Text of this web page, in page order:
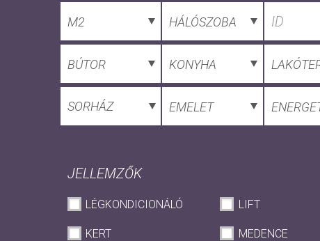
M2 HÁLÓSZOBA
BÚTOR KONYHA
SORHÁZ EMELET
JELLEMZŐK
LÉGKONDICIONÁLÓ LIFT
KERT MEDENCE